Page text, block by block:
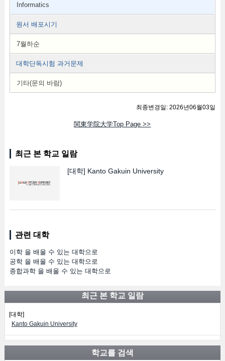
Informatics
원서 배포시기
7월하순
대학단독시험 과거문제
기타(문의 바람)
최종변경일: 2026년06월03일
関東学院大学Top Page >>
최근 본 학교 일람
[대학] Kanto Gakuin University
관련 대학
이학 을 배울 수 있는 대학으로
공학 을 배울 수 있는 대학으로
종합과학 을 배울 수 있는 대학으로
최근 본 학교 일람
[대학]
Kanto Gakuin University
학교를 검색